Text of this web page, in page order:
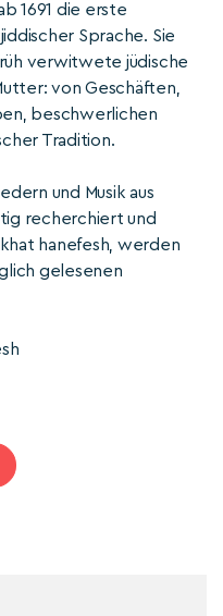
1691 die erste
Sprache. Sie
verwitwete jüdische
von Geschäften,
beschwerlichen
Tradition.
und Musik aus
recherchiert und
hanefesh, werden
gelesenen